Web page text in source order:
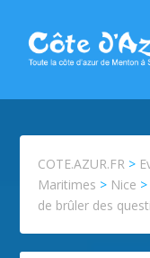
COTE.AZUR.FR >
Maritimes > Nice >
de brûler des